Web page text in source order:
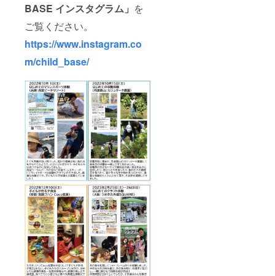
BASE インスタグラム」 を
ご覧ください。
https://www.instagram.co
m/child_base/